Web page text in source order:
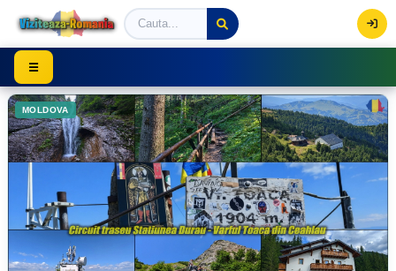
Viziteaza Romania | Obiective Turistice | Trasee
☰
MOLDOVA